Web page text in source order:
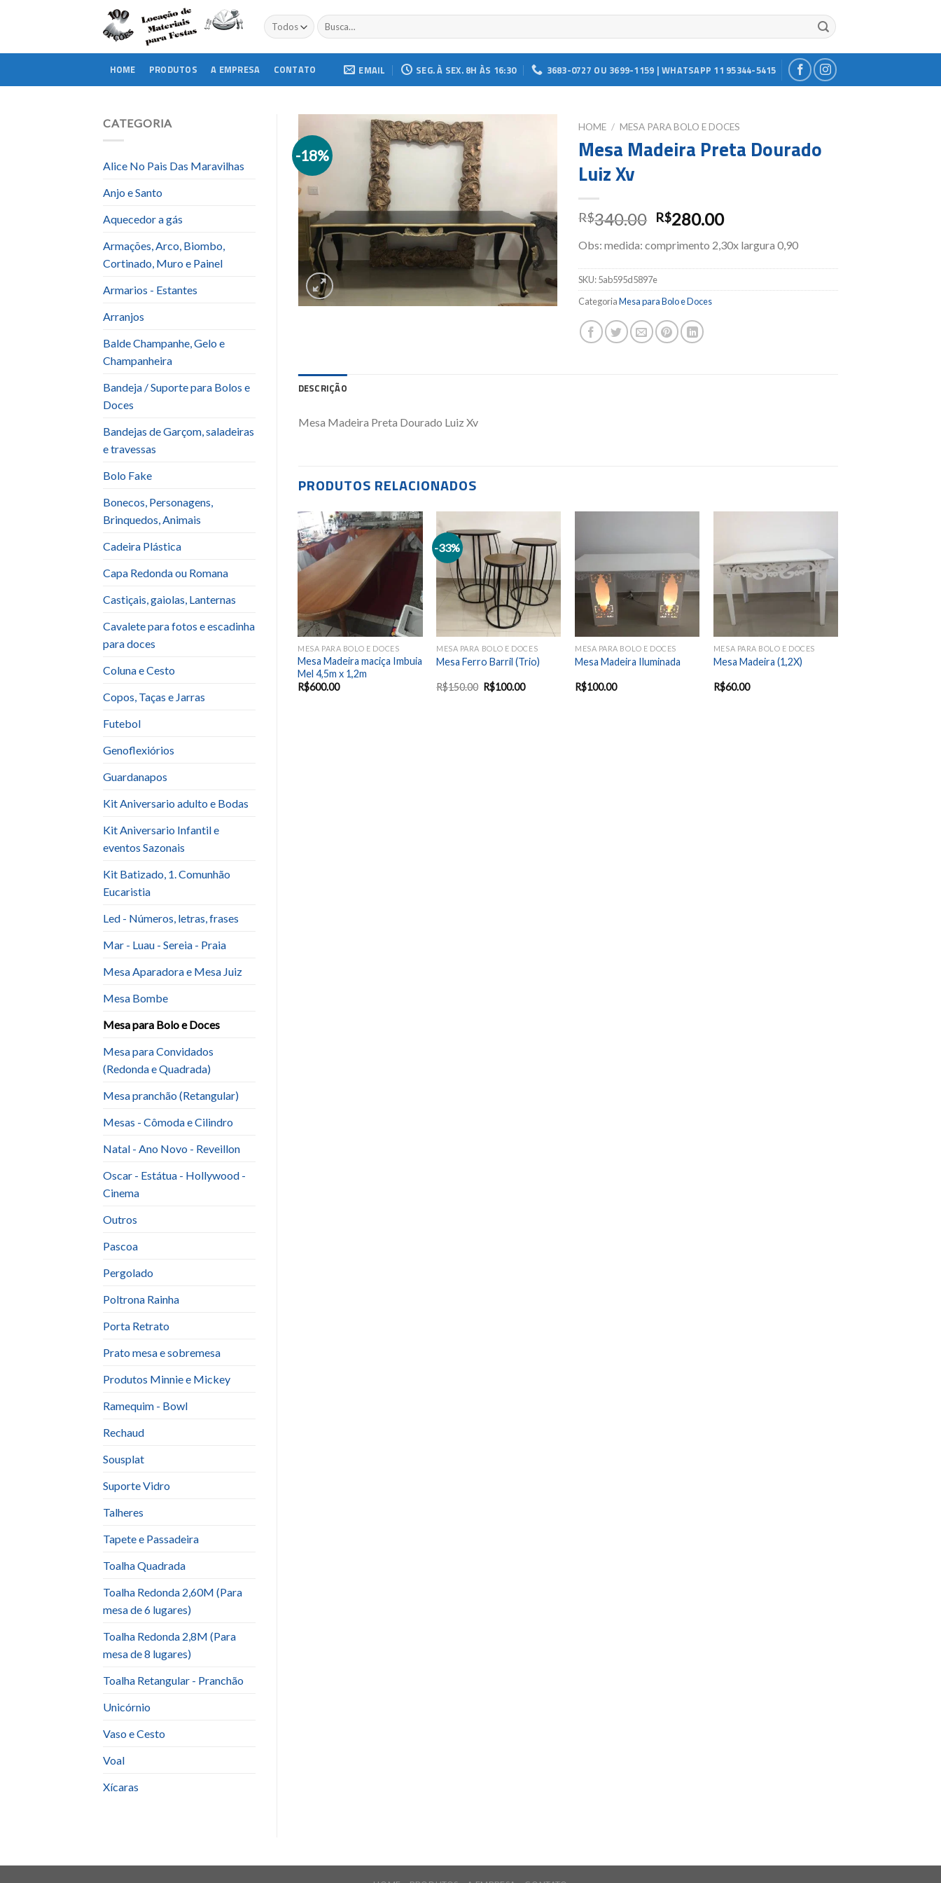
Buscar
por:
HOME PRODUTOS A EMPRESA CONTATO EMAIL SEG. À SEX. 8H ÀS 16:30 3683-0727 OU 3699-1159 | WHATSAPP 11 95344-5415
CATEGORIA
Alice No Pais Das Maravilhas
Anjo e Santo
Aquecedor a gás
Armações, Arco, Biombo,
Cortinado, Muro e Painel
Armarios - Estantes
Arranjos
Balde Champanhe, Gelo e
Champanheira
Bandeja / Suporte para Bolos e
Doces
Bandejas de Garçom, saladeiras
e travessas
Bolo Fake
Bonecos, Personagens,
Brinquedos, Animais
Cadeira Plástica
Capa Redonda ou Romana
Castiçais, gaiolas, Lanternas
Cavalete para fotos e escadinha
para doces
Coluna e Cesto
Copos, Taças e Jarras
Futebol
Genoflexiórios
Guardanapos
Kit Aniversario adulto e Bodas
Kit Aniversario Infantil e
eventos Sazonais
Kit Batizado, 1. Comunhão
Eucaristia
Led - Números, letras, frases
Mar - Luau - Sereia - Praia
Mesa Aparadora e Mesa Juiz
Mesa Bombe
Mesa para Bolo e Doces
Mesa para Convidados
(Redonda e Quadrada)
Mesa pranchão (Retangular)
Mesas - Cômoda e Cilindro
Natal - Ano Novo - Reveillon
Oscar - Estátua - Hollywood -
Cinema
Outros
Pascoa
Pergolado
Poltrona Rainha
Porta Retrato
Prato mesa e sobremesa
Produtos Minnie e Mickey
Ramequim - Bowl
Rechaud
Sousplat
Suporte Vidro
Talheres
Tapete e Passadeira
Toalha Quadrada
Toalha Redonda 2,60M (Para
mesa de 6 lugares)
Toalha Redonda 2,8M (Para
mesa de 8 lugares)
Toalha Retangular - Pranchão
Unicórnio
Vaso e Cesto
Voal
Xícaras
-18%
HOME / MESA PARA BOLO E DOCES
Mesa Madeira Preta Dourado
Luiz Xv
R$340.00 R$280.00
Obs: medida: comprimento 2,30x largura 0,90
SKU:5ab595d5897e
CategoriaMesa para Bolo e Doces
DESCRIÇÃO
Mesa Madeira Preta Dourado Luiz Xv
PRODUTOS RELACIONADOS
Add to
wishlist
MESA PARA BOLO E DOCES
Mesa Madeira maciça Imbuia
Mel 4,5m x 1,2m
R$600.00
-33%
Add to
wishlist
MESA PARA BOLO E DOCES
Mesa Ferro Barril (Trio)
R$150.00 R$100.00
MESA PARA BOLO E DOCES
Mesa Madeira Iluminada
R$100.00
Add to
wishlist
MESA PARA BOLO E DOCES
Mesa Madeira (1,2X)
R$60.00
Add to
MESA PARA BOLO E DOCES
Trabalhada